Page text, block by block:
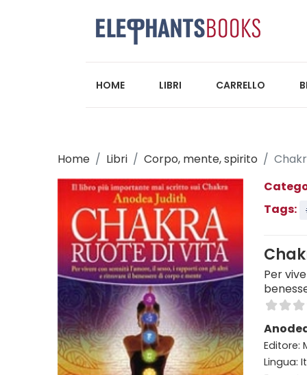
HOME LIBRI CARRELLO
Home Libri Corpo, mente, spirito
Tags:
Per
Editore:
Lingua: